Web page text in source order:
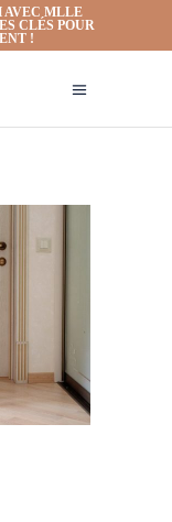
AVEC MLLE
CLÉS POUR
!